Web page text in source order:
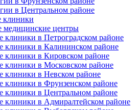
в Центральном районе
клиники
медицинские центры
клиники в Петроградском районе
клиники в Калининском районе
клиники в Кировском районе
клиники в Московском районе
клиники в Невском районе
клиники в Фрунзенском районе
клиники в Центральном районе
клиники в Адмиралтейском районе